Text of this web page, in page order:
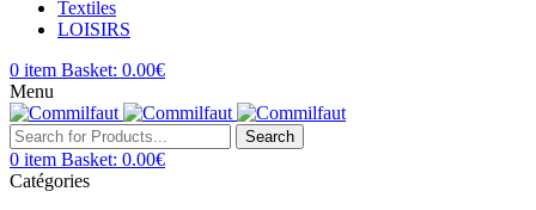
Textiles
LOISIRS
0 item Basket: 0.00€
Menu
Search
0 item Basket: 0.00€
Catégories